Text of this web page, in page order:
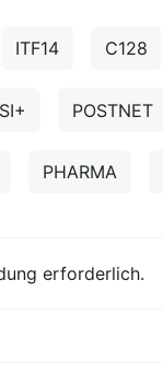
ITF14 C128
POSTNET
PHARMA
erforderlich.